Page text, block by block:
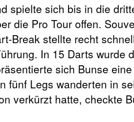
spielte sich bis in die
die Pro Tour offen.
Break stellte recht
In 15 Darts wurde
sich Bunse
fünf Legs wanderten in
verkürzt hatte, checkte